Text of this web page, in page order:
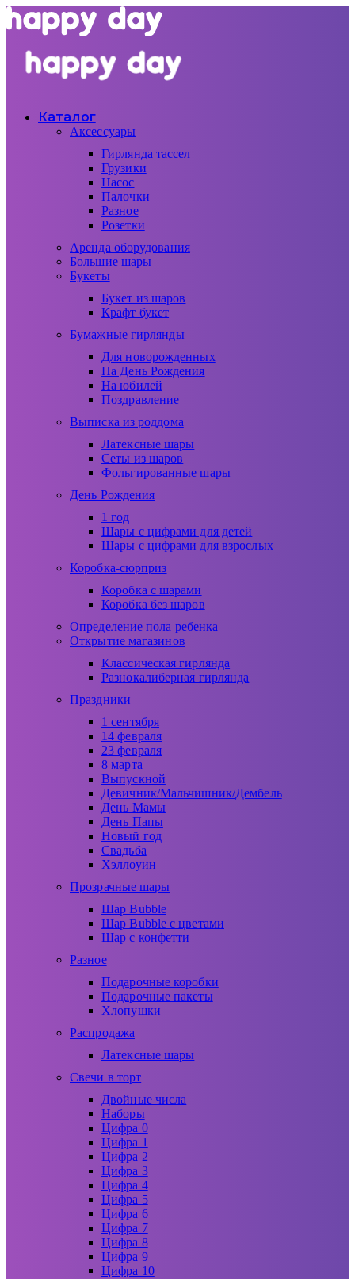
Каталог
Аксессуары
Гирлянда тассел
Грузики
Насос
Палочки
Разное
Розетки
Аренда оборудования
Большие шары
Букеты
Букет из шаров
Крафт букет
Бумажные гирлянды
Для новорожденных
На День Рождения
На юбилей
Поздравление
Выписка из роддома
Латексные шары
Сеты из шаров
Фольгированные шары
День Рождения
1 год
Шары с цифрами для детей
Шары с цифрами для взрослых
Коробка-сюрприз
Коробка с шарами
Коробка без шаров
Определение пола ребенка
Открытие магазинов
Классическая гирлянда
Разнокалиберная гирлянда
Праздники
1 сентября
14 февраля
23 февраля
8 марта
Выпускной
Девичник/Мальчишник/Дембель
День Мамы
День Папы
Новый год
Свадьба
Хэллоуин
Прозрачные шары
Шар Bubble
Шар Bubble с цветами
Шар с конфетти
Разное
Подарочные коробки
Подарочные пакеты
Хлопушки
Распродажа
Латексные шары
Свечи в торт
Двойные числа
Наборы
Цифра 0
Цифра 1
Цифра 2
Цифра 3
Цифра 4
Цифра 5
Цифра 6
Цифра 7
Цифра 8
Цифра 9
Цифра 10